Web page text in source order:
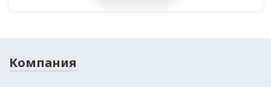
Компания